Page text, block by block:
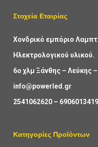
Στοχεία Εταιρίας
Χονδρικό εμπόριο
Ηλεκτρολογικού υλικού.
6ο χλμ Ξάνθης – Λεύκης
info@powerled.gr
2541062620– 6906013419
Κατηγορίες Προϊόντων